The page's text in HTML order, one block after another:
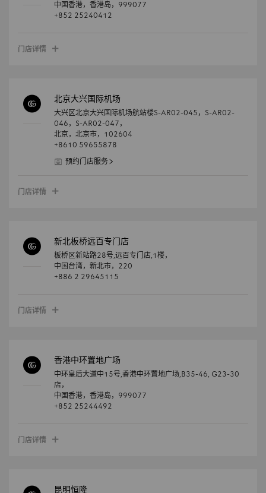
中国香港， 香港岛， 999077
+852 25240412
门店详情
北京大兴国际机场
大兴区北京大兴国际机场航站楼S-AR02-045，S-AR02-
046，S-AR02-047，
北京， 北京市， 102604
+8610 59655878
预约门店服务
门店详情
新北板桥远百专门店
板桥区新站路28号,远百专门店,1楼，
中国台湾， 新北市， 220
+886 2 29645115
门店详情
香港中环置地广场
中环皇后大道中15号,香港中环置地广场,B35-46, G23-30
店，
中国香港， 香港岛， 999077
+852 25244492
门店详情
昆明恒隆